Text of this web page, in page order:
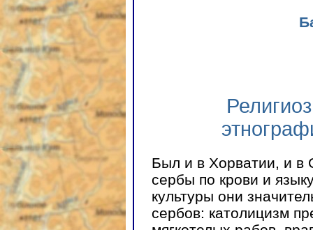
Был и в Хорватии, и в
сербы по крови и
культуры они
сербов: католицизм